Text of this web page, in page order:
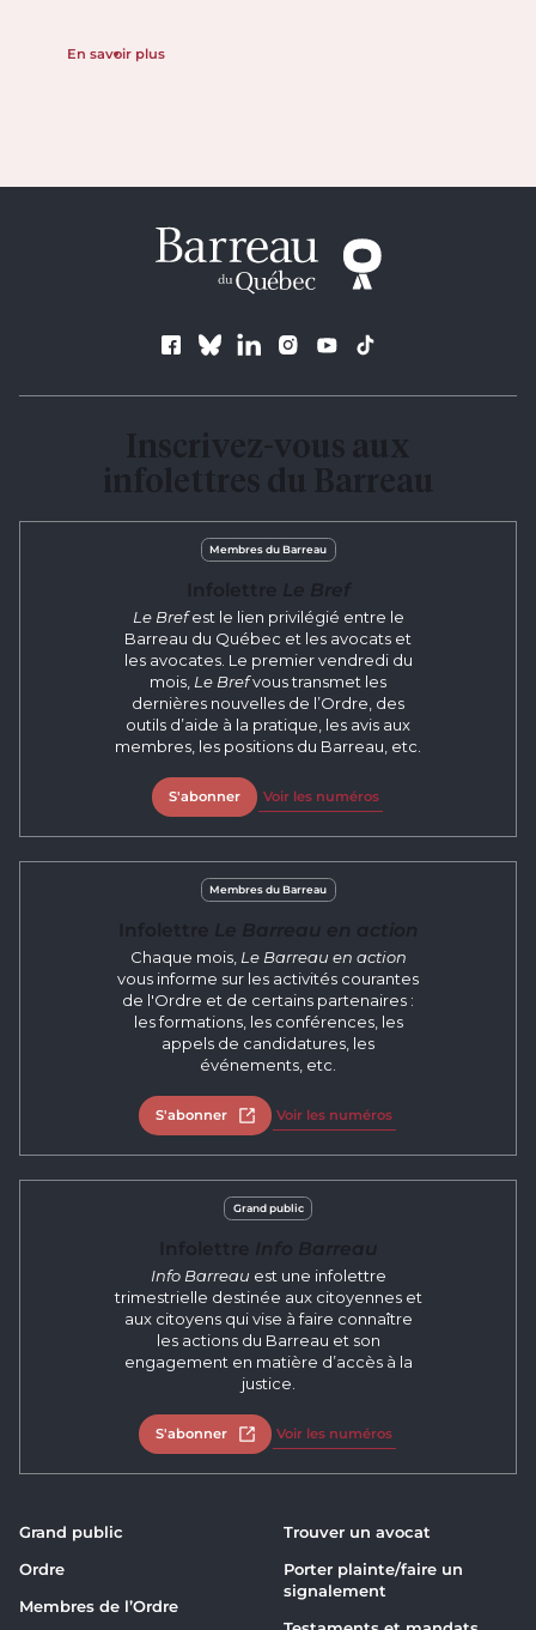
En savoir plus
Suivez le Barreau
Membres du Barreau
Le Brefest le lien privilégié entre le
Barreau du Québec et les avocats et
les avocates. Le premier vendredi du
mois, Le Brefvous transmet les
dernières nouvelles de l’Ordre, des
outils d’aide à la pratique, les avis aux
membres, les positions du Barreau, etc.
S'abonner Voir les numéros
Membres du Barreau
Chaque mois, Le Barreau en action
vous informe sur les activités courantes
de l'Ordre et de certains partenaires :
les formations, les conférences, les
appels de candidatures, les
événements, etc.
S'abonner Ouvrir dans un nouvel onglet
Voir les numéros
Grand public
Info Barreau est une infolettre
trimestrielle destinée aux citoyennes et
aux citoyens qui vise à faire connaître
les actions du Barreau et son
engagement en matière d’accès à la
justice.
S'abonner Ouvrir dans un nouvel onglet
Voir les numéros
Grand public
Ordre
Membres de l’Ordre
Trouver un avocat
Porter plainte/faire un
signalement